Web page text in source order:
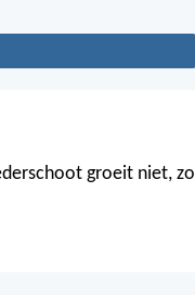
groeit niet, zo